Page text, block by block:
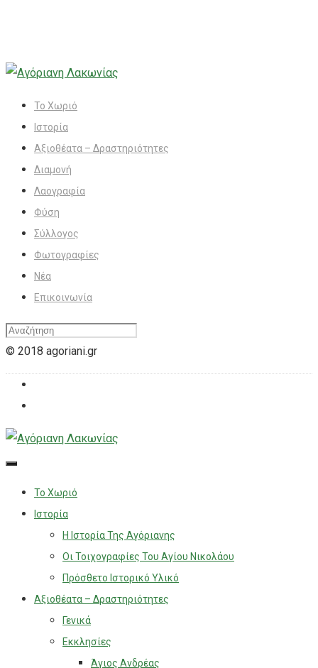
Το Χωριό
Ιστορία
Αξιοθέατα – Δραστηριότητες
Διαμονή
Λαογραφία
Φύση
Σύλλογος
Φωτογραφίες
Νέα
Επικοινωνία
© 2018 agoriani.gr
Το Χωριό
Ιστορία
Η Ιστορία Της Αγόριανης
Οι Τοιχογραφίες Του Αγίου Νικολάου
Πρόσθετο Ιστορικό Υλικό
Αξιοθέατα – Δραστηριότητες
Γενικά
Εκκλησίες
Άγιος Ανδρέας